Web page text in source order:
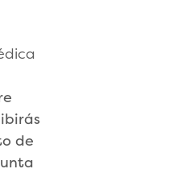
de